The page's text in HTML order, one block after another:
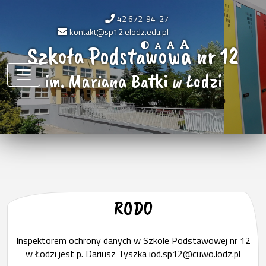
42 672-94-27
kontakt@sp12.elodz.edu.pl
Szkoła Podstawowa nr 12
im. Mariana Batki w Łodzi
RODO
Inspektorem ochrony danych w Szkole Podstawowej nr 12
w Łodzi jest p. Dariusz Tyszkaiod.sp12@cuwo.lodz.pl